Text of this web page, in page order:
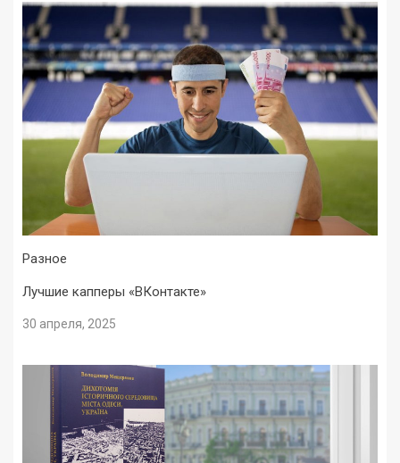
Разное
Лучшие капперы «ВКонтакте»
30 апреля, 2025